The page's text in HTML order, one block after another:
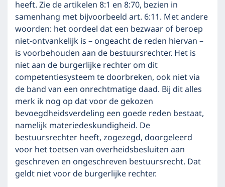
heeft. Zie de artikelen 8:1 en 8:70, bezien in
samenhang met bijvoorbeeld art. 6:11. Met andere
woorden: het oordeel dat een bezwaar of beroep
niet-ontvankelijk is – ongeacht de reden hiervan –
is voorbehouden aan de bestuursrechter. Het is
niet aan de burgerlijke rechter om dit
competentiesysteem te doorbreken, ook niet via
de band van een onrechtmatige daad. Bij dit alles
merk ik nog op dat voor de gekozen
bevoegdheidsverdeling een goede reden bestaat,
namelijk materiedeskundigheid. De
bestuursrechter heeft, zogezegd, doorgeleerd
voor het toetsen van overheidsbesluiten aan
geschreven en ongeschreven bestuursrecht. Dat
geldt niet voor de burgerlijke rechter.